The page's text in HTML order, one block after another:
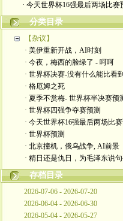
· 今天世界杯16强最后两场比赛
分类目录
【杂议】
· 美伊重新开战，AI时刻
· 今夜，梅西的脸绿了 - 呵呵
· 世界杯决赛-没有什么能比看
· 格厄姆之死
· 夏季不赏梅- 世界杯半决赛预
· 世界杯四强争夺赛预测
· 今天世界杯16强最后两场比
· 世界杯预测
· 北京撞机，俄乌战争, AI前景
· 精日还是仇日，为毛泽东说
存档目录
2026-07-06 - 2026-07-20
2026-06-04 - 2026-06-30
2026-05-04 - 2026-05-27